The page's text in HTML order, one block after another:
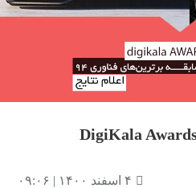
۴ اسفند ۱۴۰۰ | ۰۹:۰۶